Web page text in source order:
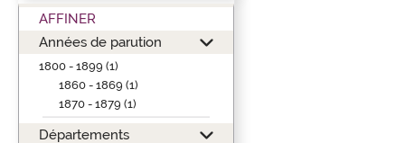
AFFINER
Années de parution
1800 - 1899 (1)
1860 - 1869 (1)
1870 - 1879 (1)
Départements